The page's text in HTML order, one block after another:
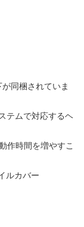
同梱されていま
テムで対応するヘ
作時間を増やすこ
ルカバー